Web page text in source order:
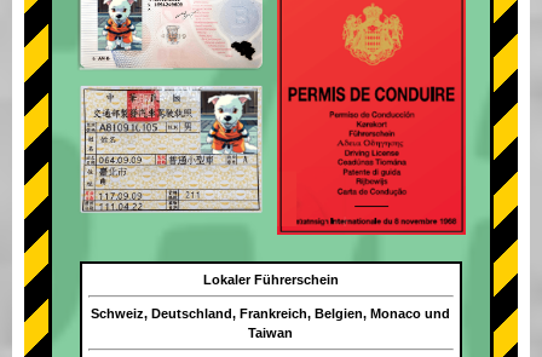
Lokaler Führerschein
Schweiz, Deutschland, Frankreich, Belgien, Monaco und
Taiwan